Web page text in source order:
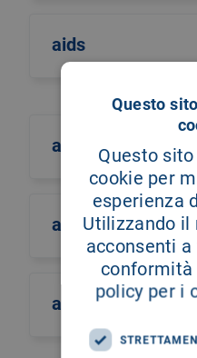
aids
aifa
aiic sicilia
ail
Questo
Questo
cookie per
esperienza
Utilizzando il
acconsenti
conformità
policy per i